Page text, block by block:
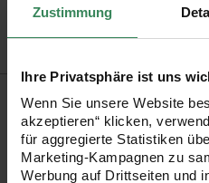
Zustimmung
Ihre Privatsphäre ist uns
Wenn Sie unsere Website
akzeptieren“ klicken,
für aggregierte Statistiken
Marketing-Kampagnen zu
Werbung auf Drittseiten und
Bestell-Nr.3195635
Produktbeschreibung
Verleihen Sie Ihren
hauchzartes Organzaband